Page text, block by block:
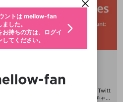
@ HARUKITI0610
オプレでは動画配信しないよ。 Twitt
er、オプレフォロー、YouTubeチャン
に追加しますか？
に追加しますか？
は終了しました
レター
ァンレターを送ることがで
を選んでメッセージを書い
料サービスです。
定
ている動画 (ライブ配信、配
アップロード動画) をページ
ます。動画タイトル横のメ
とができます。
ストがありません。
足しています
ください
するには変更後の内容を
登録
レスで新規登録
または
イン
レスでログイン
または
イン
ントは mellow-fan
した。
持ちの方は、ログイ
てください。
を入力し、送信してくださ
いたメールアドレ
ド再設定用URLを
きません。
ドの入力
効期限が切れたた
ーとして報告しま
ださい
クシェア
トをお持ちでない方